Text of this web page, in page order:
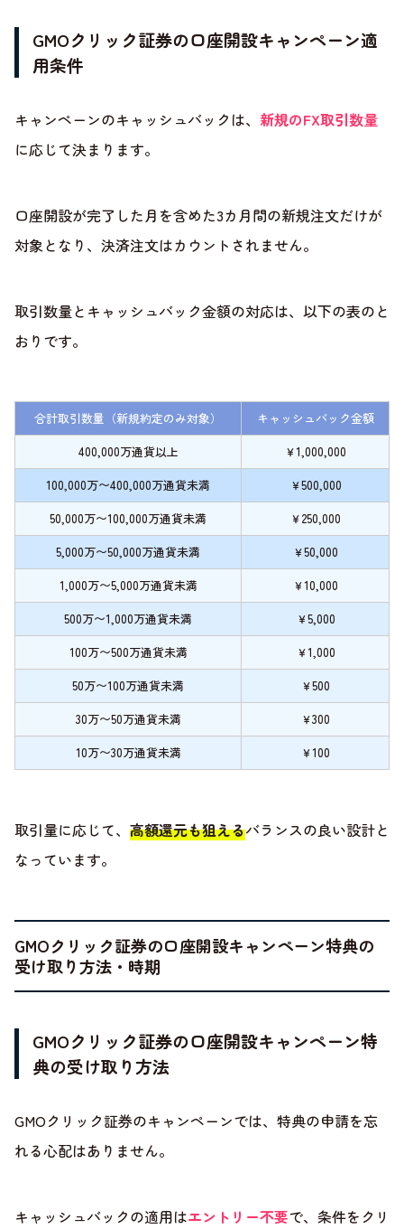
GMOクリック証券の口座開設キャンペーン適
用条件
キャンペーンのキャッシュバックは、 新規のFX取引数量
に応じて決まります。
口座開設が完了した月を含めた3カ月間の新規注文だけが
対象となり、決済注文はカウントされません。
取引数量とキャッシュバック金額の対応は、以下の表のと
おりです。
合計取引数量（新規約定のみ対象）
キャッシュバック金額
400,000万通貨以上
￥1,000,000
100,000万〜400,000万通貨未満
￥500,000
50,000万〜100,000万通貨未満
￥250,000
5,000万〜50,000万通貨未満
￥50,000
1,000万〜5,000万通貨未満
￥10,000
500万〜1,000万通貨未満
￥5,000
100万〜500万通貨未満
￥1,000
50万〜100万通貨未満
￥500
30万〜50万通貨未満
￥300
10万〜30万通貨未満
￥100
取引量に応じて、 高額還元も狙えるバランスの良い設計と
なっています。
GMOクリック証券の口座開設キャンペーン特典の
受け取り方法・時期
GMOクリック証券の口座開設キャンペーン特
典の受け取り方法
GMOクリック証券のキャンペーンでは、特典の申請を忘
れる心配はありません。
キャッシュバックの適用はエントリー不要で、条件をクリ